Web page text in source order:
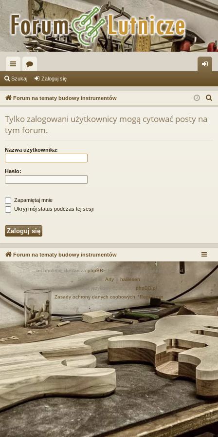
ię
ce
j
…
or
a og
uj
si
Szukaj Zaloguj się
Forum na tematy budowy instrumentów
z
Tylko zalogowani użytkownicy mogą cytować posty na
tym forum.
Nazwa użytkownika:
Hasło:
Zapamiętaj mnie
Ukryj mój status podczas tej sesji
Forum na tematy budowy instrumentów
Technologię dostarczaphpBB® Forum Software © phpBB Limited
Style autor: Arty & halilesen
Polski pakiet językowy dostarcza phpBB.pl
Zasady ochrony danych osobowych |Regulamin